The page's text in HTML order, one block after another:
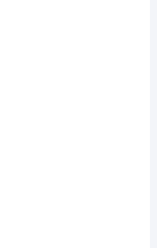
接收与应答
式(1).mp4